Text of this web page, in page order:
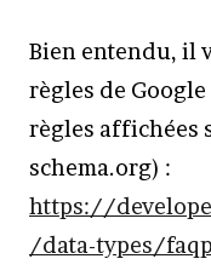
Bien entendu, il
règles de
règles affichées
schema.org) :
https://
/data-types/